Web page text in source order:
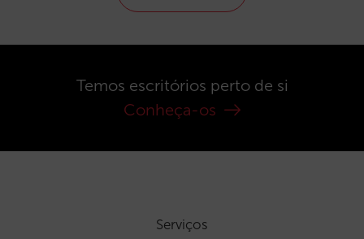
Temos escritórios perto de si
Conheça-os
Serviços